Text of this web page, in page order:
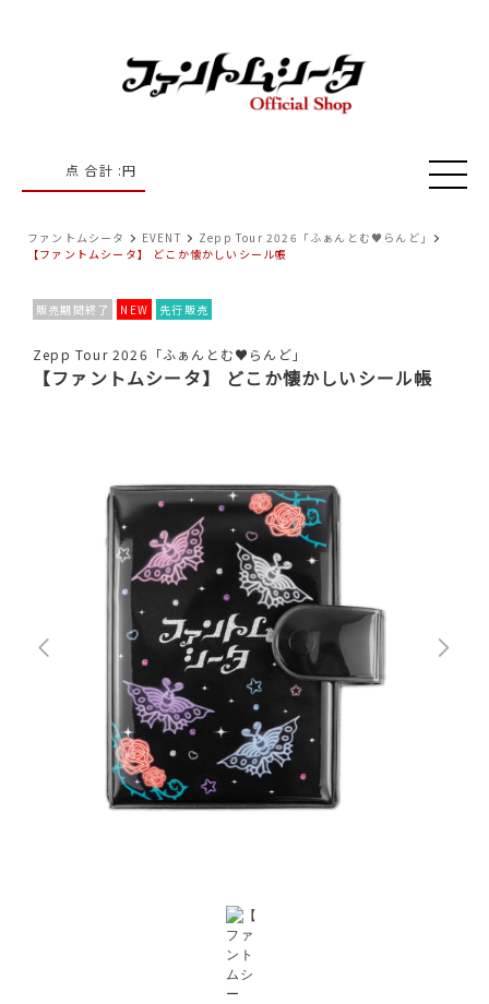
点 合計 :円
ファントムシータ EVENT
Zepp Tour 2026「ふぁんとむ♥らんど」
【ファントムシータ】 どこか懐かしいシール帳
販売期間終了 NEW 先行販売
Zepp Tour 2026「ふぁんとむ♥らんど」
【ファントムシータ】 どこか懐かしいシール帳